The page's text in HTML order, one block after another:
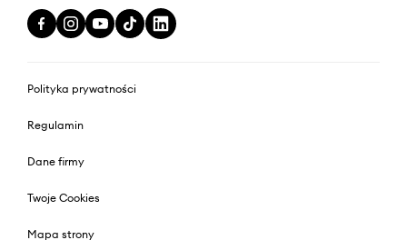
Polityka prywatności
Regulamin
Dane firmy
Twoje Cookies
Mapa strony